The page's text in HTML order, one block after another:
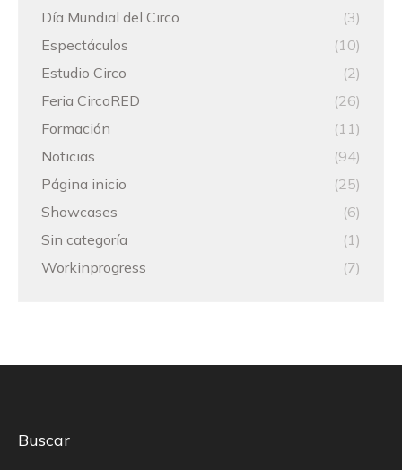
Día Mundial del Circo
(3)
Espectáculos
(10)
Estudio Circo
(2)
Feria CircoRED
(26)
Formación
(11)
Noticias
(94)
Página inicio
(25)
Showcases
(6)
Sin categoría
(1)
Workinprogress
(7)
Buscar